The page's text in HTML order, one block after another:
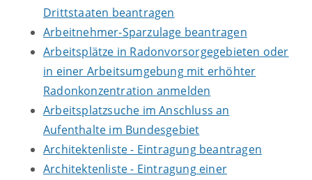
Drittstaaten beantragen
Arbeitnehmer-Sparzulage beantragen
Arbeitsplätze in Radonvorsorgegebieten oder
in einer Arbeitsumgebung mit erhöhter
Radonkonzentration anmelden
Arbeitsplatzsuche im Anschluss an
Aufenthalte im Bundesgebiet
Architektenliste - Eintragung beantragen
Architektenliste - Eintragung einer